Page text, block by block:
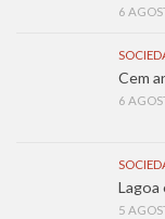
6
Cem
6
Lagoa
5